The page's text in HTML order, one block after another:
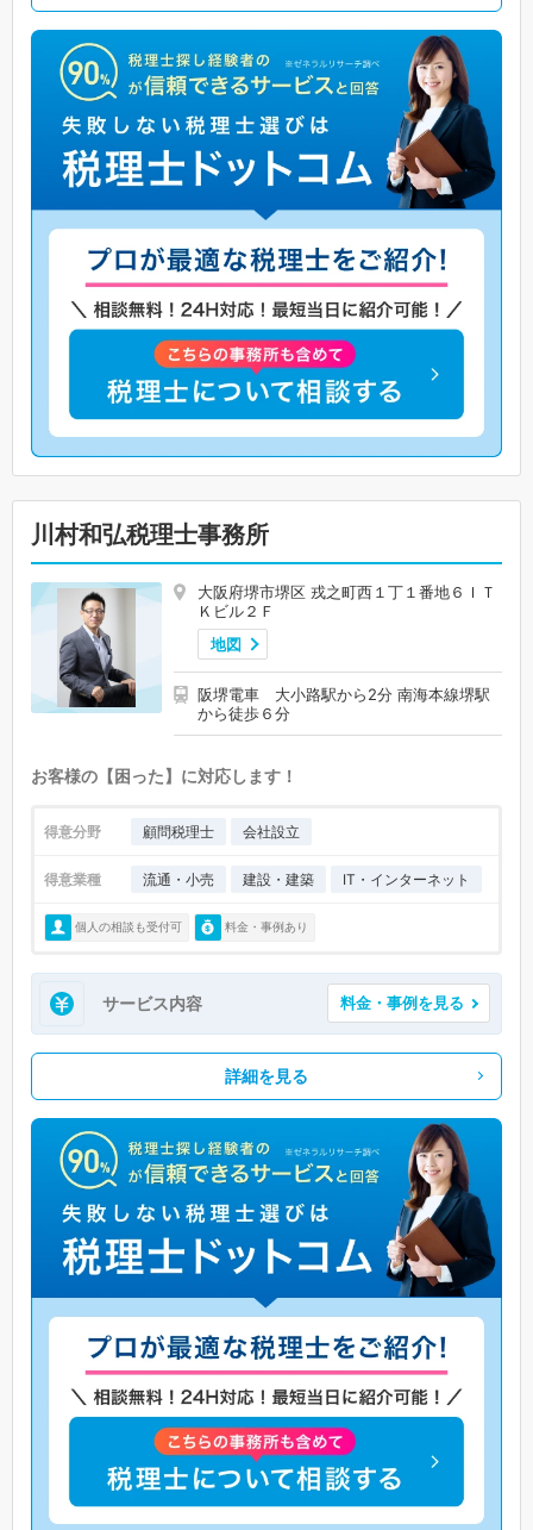
川村和弘税理士事務所
大阪府堺市堺区 戎之町西１丁１番地６ＩＴ
Ｋビル２Ｆ
地図
阪堺電車 大小路駅から2分 南海本線堺駅
から徒歩６分
お客様の【困った】に対応します！
得意分野 顧問税理士 会社設立
得意業種 流通・小売 建設・建築 IT・インターネット
個人の相談も受付可 料金・事例あり
サービス内容 料金・事例を見る
詳細を見る